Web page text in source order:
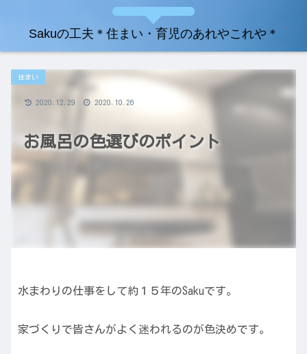
Sakuの工夫＊住まい・育児のあれやこれや＊
お風呂の色選びのポイント
住まい
2020.12.29 2020.10.26
水まわりの仕事をして約１５年のSakuです。
家づくりで皆さんがよく迷われるのが色決めです。